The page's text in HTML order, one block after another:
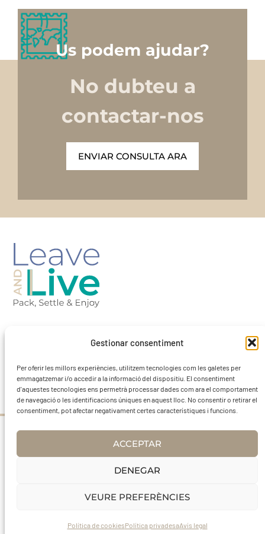
Gestionar consentiment
Per oferir les millors experiències, utilitzem tecnologies com les galetes per
emmagatzemar i/o accedir a la informació del dispositiu. El consentiment
d'aquestes tecnologies ens permetrà processar dades com ara el comportament
de navegació o les identificacions úniques en aquest lloc. No consentir o retirar el
consentiment, pot afectar negativament certes característiques i funcions.
ACCEPTAR
DENEGAR
VEURE PREFERÈNCIES
Política de cookiesPolítica privadesaAvís legal
Us podem ajudar?
No dubteu a
contactar-nos
ENVIAR CONSULTA ARA
Barcelona-Spain
contact@leaveandlivebcn.com
Avís Legal
Política de Privadesa Política de cookies